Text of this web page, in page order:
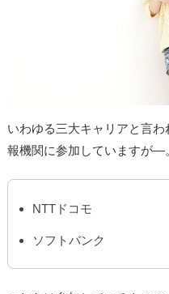
いわゆる三大キャリアと言
報機関に参加していますが―
NTTドコモ
ソフトバンク